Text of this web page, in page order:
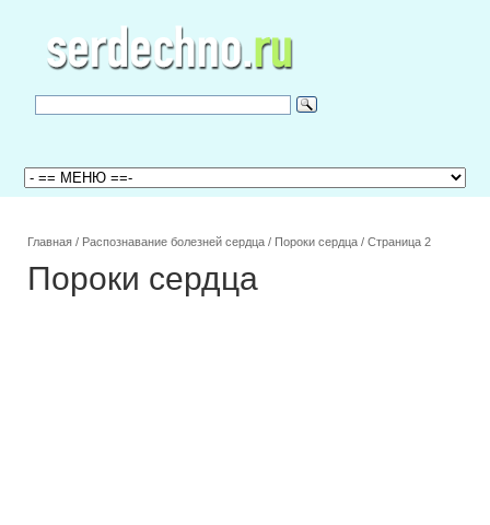
Главная / Распознавание болезней сердца / Пороки сердца / Страница 2
Пороки сердца